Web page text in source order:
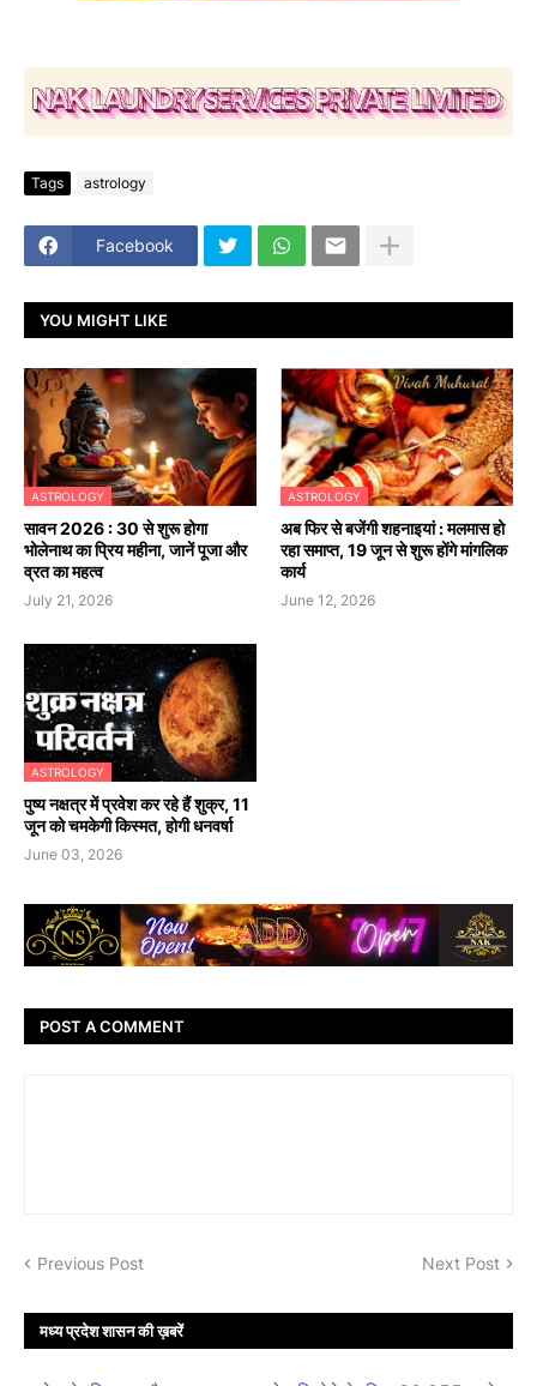
Tags astrology
Facebook
YOU MIGHT LIKE
ASTROLOGY
सावन 2026 : 30 से शुरू होगा
भोलेनाथ का प्रिय महीना, जानें पूजा और
व्रत का महत्व
July 21, 2026
ASTROLOGY
अब फिर से बजेंगी शहनाइयां : मलमास हो
रहा समाप्त, 19 जून से शुरू होंगे मांगलिक
कार्य
June 12, 2026
ASTROLOGY
पुष्य नक्षत्र में प्रवेश कर रहे हैं शुक्र, 11
जून को चमकेगी किस्मत, होगी धनवर्षा
June 03, 2026
POST A COMMENT
Previous Post Next Post
मध्य प्रदेश शासन की ख़बरें